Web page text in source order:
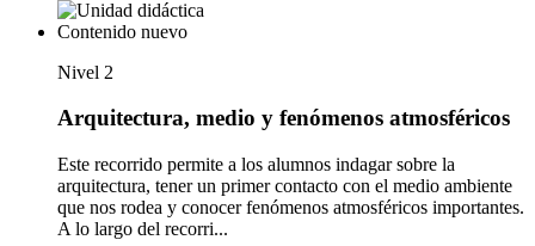
Contenido nuevo
Nivel 2
Arquitectura, medio y fenómenos atmosféricos
Este recorrido permite a los alumnos indagar sobre la
arquitectura, tener un primer contacto con el medio ambiente
que nos rodea y conocer fenómenos atmosféricos importantes.
A lo largo del recorri...